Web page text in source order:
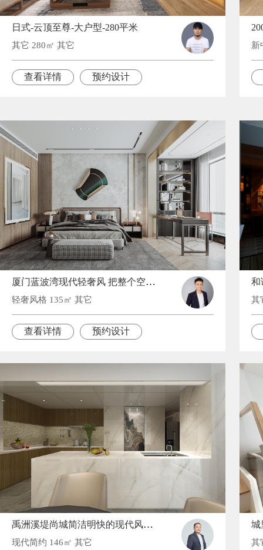
日式-云顶至尊-大户型-280平米
其它 280㎡ 其它
查看详情 预约设计
新
厦门蓝波湾现代轻奢风 把整个空间都撑起来了
轻奢风格 135㎡ 其它
查看详情 预约设计
其
禹洲溪堤尚城简洁明快的现代风家居装修
现代简约 146㎡ 其它
城
其